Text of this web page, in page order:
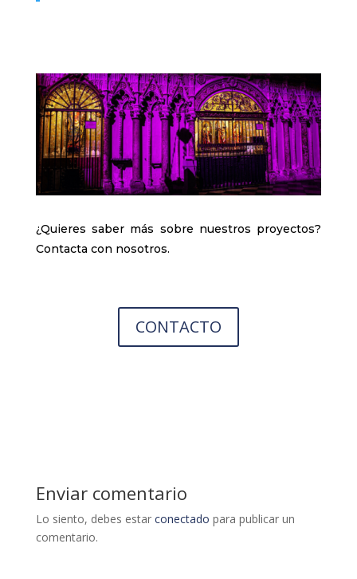
¿Quieres saber más sobre nuestros proyectos?
Contacta con nosotros.
CONTACTO
Enviar comentario
Lo siento, debes estar conectado para publicar un
comentario.